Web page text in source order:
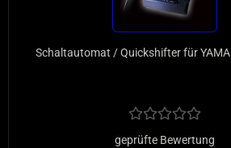
Schaltautomat / Quickshifter für
geprüfte Bewertung